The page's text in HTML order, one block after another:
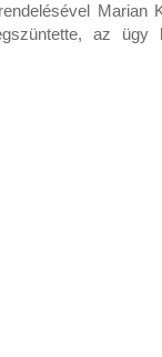
Marian
az ügy